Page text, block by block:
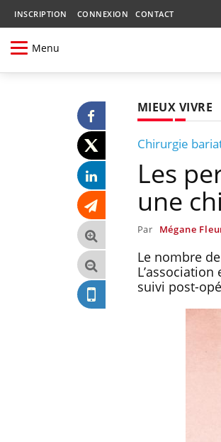
INSCRIPTION CONNEXION CONTACT
Menu
MIEUX VIVRE
Chirurgie
Les
une
Par Mégane
Le nombre
suivi post-